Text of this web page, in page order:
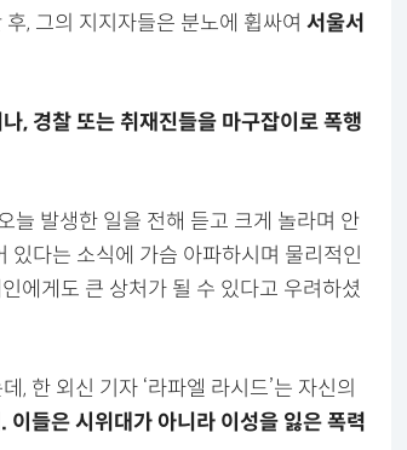
, 그의 지지자들은 분노에 휩싸여 서울서
, 경찰 또는 취재진들을 마구잡이로 폭행
늘 발생한 일을 전해 듣고 크게 놀라며 안
있다는 소식에 가슴 아파하시며 물리적인
에게도 큰 상처가 될 수 있다고 우려하셨
, 한 외신 기자 ‘라파엘 라시드’는 자신의
이들은 시위대가 아니라 이성을 잃은 폭력